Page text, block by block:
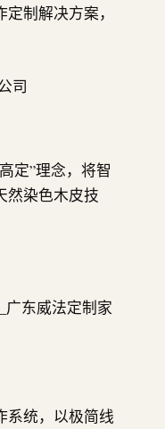
制解决方案，
定”理念，将智
然染色木皮技
系统，以极简线